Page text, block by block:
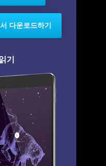
다운로드하기
기